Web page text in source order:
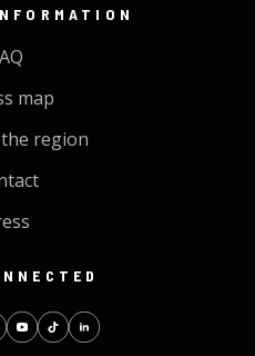
map
region